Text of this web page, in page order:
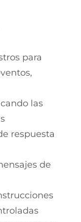
para
las
respuesta
de